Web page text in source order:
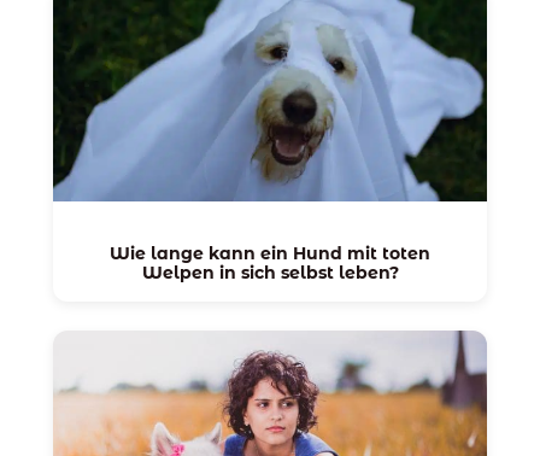
Wie lange kann ein Hund mit toten
Welpen in sich selbst leben?